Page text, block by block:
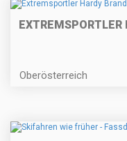
Oberösterreich